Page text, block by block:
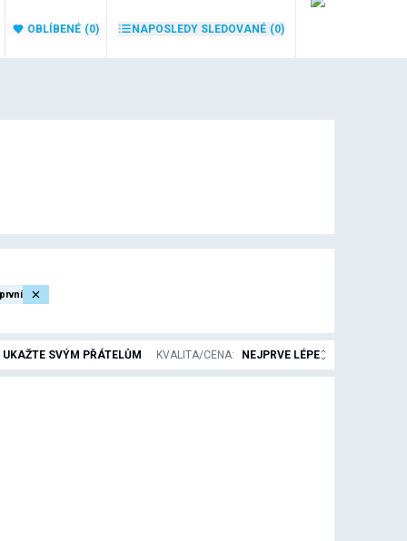
OBLÍBENÉ (0) NAPOSLEDY SLEDOVANÉ (0)
UKAŽTE SVÝM PŘÁTELŮM KVALITA/CENA: NEJPRVE LÉPE